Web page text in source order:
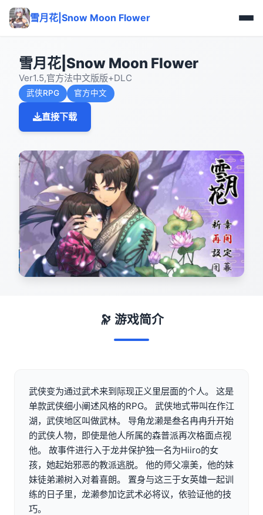
雪月花|Snow Moon Flower
雪月花|Snow Moon Flower
Ver1.5,官方法中文版版+DLC
武侠RPG 官方中文
直接下载
🔭 游戏简介
武侠变为通过武术来到际现正义里层面的个人。 这是
单款武侠细小阐述风格的RPG。 武侠地式带叫在作江
湖，武侠地区叫做武林。 导角龙濑是叁名冉冉升开始
的武侠人物，即使是他人所属的森普派再次格面点视
他。 故事件进行入于龙井保护独一名为Hiiro的女
孩，她起始邪恶的教派逃脱。 他的师父凛美，他的妹
妹徒弟濑树入对着喜朗。 置身与这三于女英雄一起训
练的日子里，龙濑参加讫武术必将议，依验证他的技
巧。